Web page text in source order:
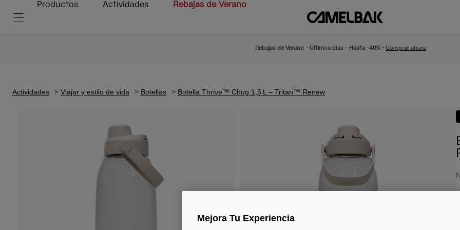
Productos Actividades Rebajas de Verano
Rebajas de Verano - Últimos días - Hasta -40% -Comprar ahora
Actividades Viajar y estilo de vida Botellas Botella Thrive™ Chug 1,5 L – Tritan™ Renew
Mejora Tu Experiencia